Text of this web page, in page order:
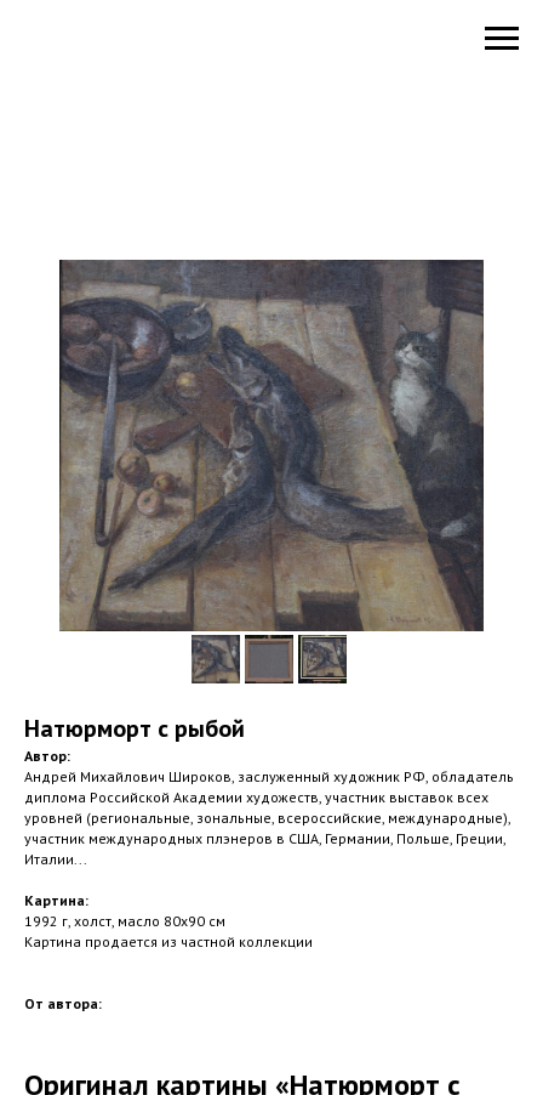
Натюрморт с рыбой
Автор:
Андрей Михайлович Широков, заслуженный художник РФ, обладатель
диплома Российской Академии художеств, участник выставок всех
уровней (региональные, зональные, всероссийские, международные),
участник международных плэнеров в США, Германии, Польше, Греции,
Италии...
Картина:
1992 г, холст, масло 80х90 см
Картина продается из частной коллекции
От автора:
Оригинал картины «Натюрморт с